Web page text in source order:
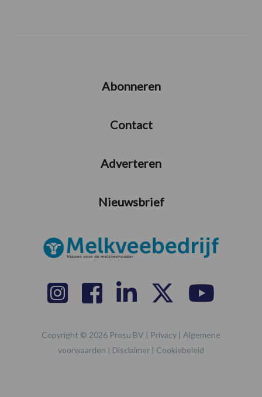
Abonneren
Contact
Adverteren
Nieuwsbrief
Copyright © 2026 Prosu BV | Privacy | Algemene
voorwaarden | Disclaimer | Cookiebeleid